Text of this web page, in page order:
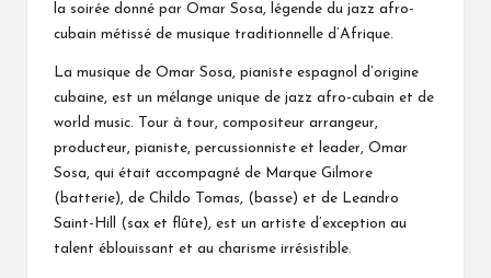
la soirée donné par Omar Sosa, légende du jazz afro-
cubain métissé de musique traditionnelle d’Afrique.
La musique de Omar Sosa, pianiste espagnol d’origine
cubaine, est un mélange unique de jazz afro-cubain et de
world music. Tour à tour, compositeur arrangeur,
producteur, pianiste, percussionniste et leader, Omar
Sosa, qui était accompagné de Marque Gilmore
(batterie), de Childo Tomas, (basse) et de Leandro
Saint-Hill (sax et flûte), est un artiste d’exception au
talent éblouissant et au charisme irrésistible.